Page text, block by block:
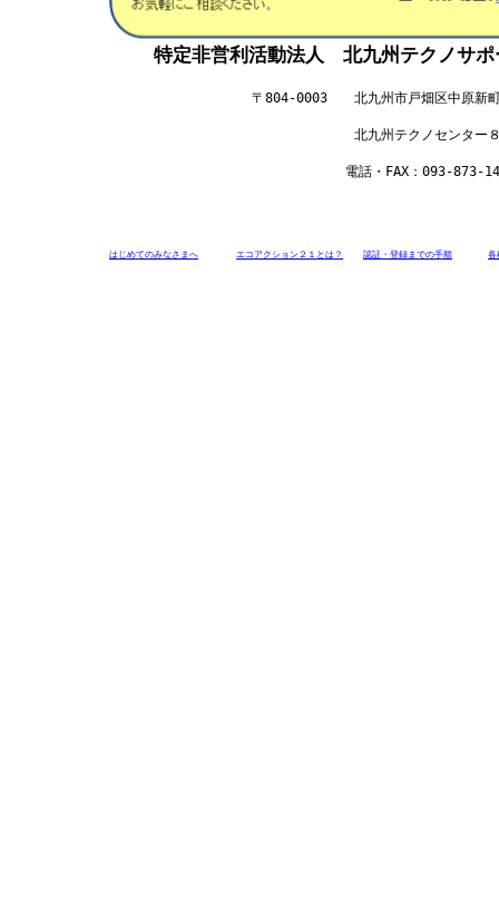
特定非営利活動法人 北九州テクノサポ
〒804-0003 北九州市戸畑区中原新
北九州テクノセンター８階
電話・FAX：093-873-
はじめてのみなさまへ エコアクション２１とは？ 認証・登録までの手順 各